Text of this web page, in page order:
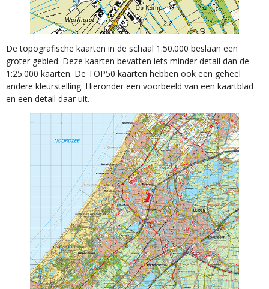
De topografische kaarten in de schaal 1:50.000 beslaan een
groter gebied. Deze kaarten bevatten iets minder detail dan de
1:25.000 kaarten. De TOP50 kaarten hebben ook een geheel
andere kleurstelling. Hieronder een voorbeeld van een kaartblad
en een detail daar uit.